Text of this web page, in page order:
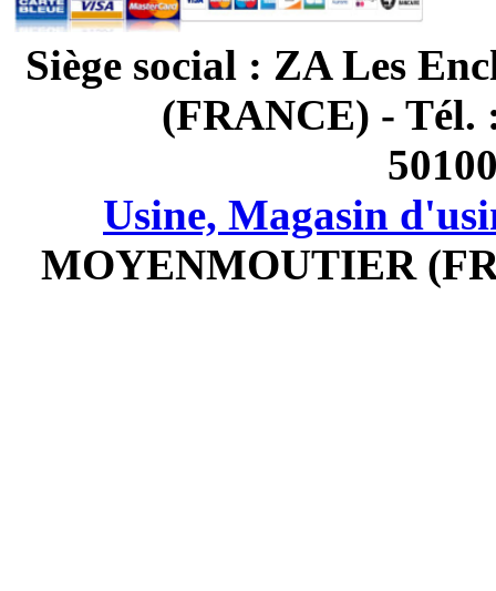
Siège social : ZA Les
(FRANCE) - Tél.
Usine, Magasin
MOYENMOUTIER